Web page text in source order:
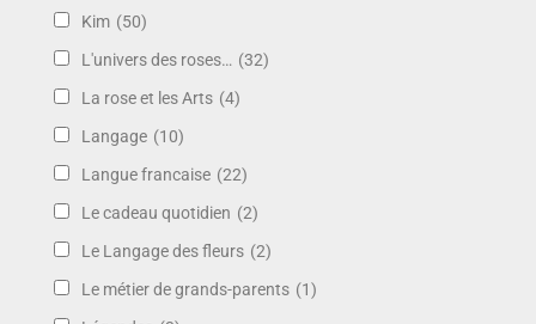
Kim (50)
L'univers des roses… (32)
La rose et les Arts (4)
Langage (10)
Langue francaise (22)
Le cadeau quotidien (2)
Le Langage des fleurs (2)
Le métier de grands-parents (1)